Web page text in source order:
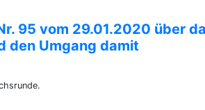
95 vom 29.01.2020 über
den Umgang damit